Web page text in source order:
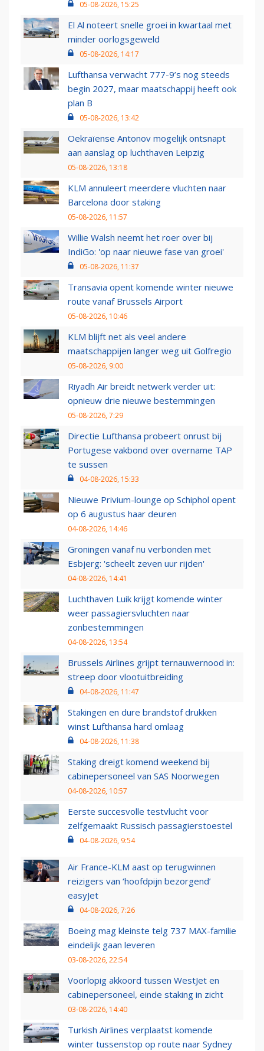
05-08-2026, 15:25
El Al noteert snelle groei in kwartaal met
minder oorlogsgeweld
05-08-2026, 14:17
Lufthansa verwacht 777-9’s nog steeds
begin 2027, maar maatschappij heeft ook
plan B
05-08-2026, 13:42
Oekraïense Antonov mogelijk ontsnapt
aan aanslag op luchthaven Leipzig
05-08-2026, 13:18
KLM annuleert meerdere vluchten naar
Barcelona door staking
05-08-2026, 11:57
Willie Walsh neemt het roer over bij
IndiGo: 'op naar nieuwe fase van groei'
05-08-2026, 11:37
Transavia opent komende winter nieuwe
route vanaf Brussels Airport
05-08-2026, 10:46
KLM blijft net als veel andere
maatschappijen langer weg uit Golfregio
05-08-2026, 9:00
Riyadh Air breidt netwerk verder uit:
opnieuw drie nieuwe bestemmingen
05-08-2026, 7:29
Directie Lufthansa probeert onrust bij
Portugese vakbond over overname TAP
te sussen
04-08-2026, 15:33
Nieuwe Privium-lounge op Schiphol opent
op 6 augustus haar deuren
04-08-2026, 14:46
Groningen vanaf nu verbonden met
Esbjerg: 'scheelt zeven uur rijden'
04-08-2026, 14:41
Luchthaven Luik krijgt komende winter
weer passagiersvluchten naar
zonbestemmingen
04-08-2026, 13:54
Brussels Airlines grijpt ternauwernood in:
streep door vlootuitbreiding
04-08-2026, 11:47
Stakingen en dure brandstof drukken
winst Lufthansa hard omlaag
04-08-2026, 11:38
Staking dreigt komend weekend bij
cabinepersoneel van SAS Noorwegen
04-08-2026, 10:57
Eerste succesvolle testvlucht voor
zelfgemaakt Russisch passagierstoestel
04-08-2026, 9:54
Air France-KLM aast op terugwinnen
reizigers van ‘hoofdpijn bezorgend’
easyJet
04-08-2026, 7:26
Boeing mag kleinste telg 737 MAX-familie
eindelijk gaan leveren
03-08-2026, 22:54
Voorlopig akkoord tussen WestJet en
cabinepersoneel, einde staking in zicht
03-08-2026, 14:40
Turkish Airlines verplaatst komende
winter tussenstop op route naar Sydney